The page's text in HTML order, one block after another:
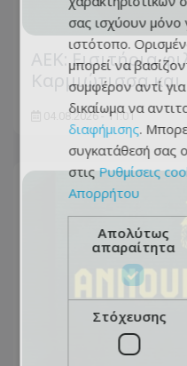
ΑΕΚ: Εισιτήρια
Καρμιώτισσα
04.08.2026 - 11:01
σας ισχύουν μόνο
ιστότοπο.
μπορεί να
συμφέρον αντί
δικαίωμα να
διαφήμισης.
συγκατάθεσή σας
στιςΡυθμίσεις
Απορρήτου
Απολύτως
απαραίτητα
Στόχευσης